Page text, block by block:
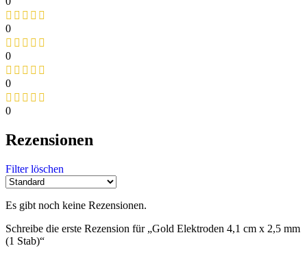
0
0
0
0
Rezensionen
Filter löschen
Es gibt noch keine Rezensionen.
Schreibe die erste Rezension für „Gold Elektroden 4,1 cm x 2,5 mm
(1 Stab)“